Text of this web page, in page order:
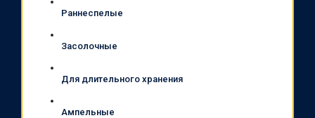
Раннеспелые
Засолочные
Для длительного хранения
Ампельные